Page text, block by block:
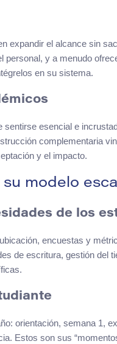
expandir el alcance sin
personal, y a menudo
en su sistema.
sentirse esencial e
complementaria
y el impacto.
modelo
de los
encuestas y
de escritura, gestión del
orientación, semana 1,
Estos son sus